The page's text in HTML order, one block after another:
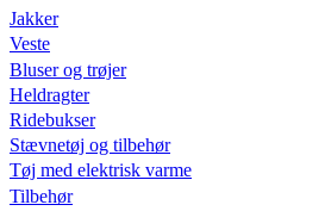
Jakker
Veste
Bluser og trøjer
Heldragter
Ridebukser
Stævnetøj og tilbehør
Tøj med elektrisk varme
Tilbehør